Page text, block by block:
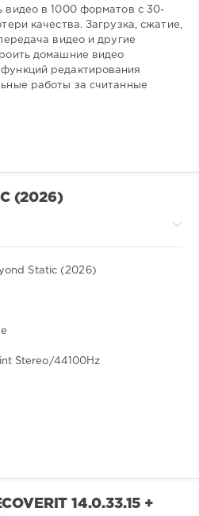
видео в 1000 форматов с 30-
качества. Загрузка, сжатие,
видео и другие
домашние видео
редактирования
работы за считанные
(2026)
Stereo/44100Hz
14.0.33.15 +